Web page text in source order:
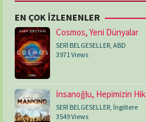
EN ÇOK İZLENENLER
Cosmos, Yeni Dünyalar
SERİ BELGESELLER, ABD
3971 Views
İnsanoğlu, Hepimizin
SERİ BELGESELLER, İngiltere
3549 Views